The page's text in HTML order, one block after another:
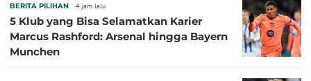
BERITA PILIHAN 4 jam lalu
5 Klub yang Bisa Selamatkan Karier
Marcus Rashford: Arsenal hingga Bayern
Munchen